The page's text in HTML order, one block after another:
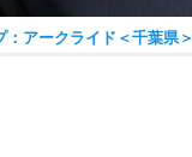
アークライド＜千葉県＞